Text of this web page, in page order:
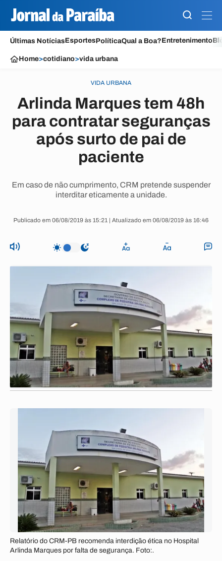
Últimas NotíciasEsportesPolíticaQual a Boa?Entretenimento
Home>cotidiano>vida urbana
VIDA URBANA
Arlinda Marques tem 48h
para contratar seguranças
após surto de pai de
paciente
Em caso de não cumprimento, CRM pretende suspender
interditar eticamente a unidade.
Publicado em 06/08/2019 às 15:21 | Atualizado em 06/08/2019 às 16:46
Relatório do CRM-PB recomenda interdição ética no Hospital
Arlinda Marques por falta de segurança. Foto:.